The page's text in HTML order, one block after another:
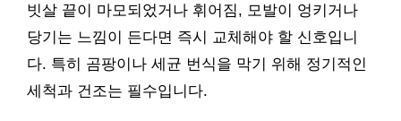
빗살 끝이 마모되었거나 휘어짐, 모발이 엉키거나
당기는 느낌이 든다면 즉시 교체해야 할 신호입니
다. 특히 곰팡이나 세균 번식을 막기 위해 정기적인
세척과 건조는 필수입니다.